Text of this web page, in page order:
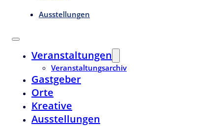
Ausstellungen
Veranstaltungen
Veranstaltungsarchiv
Gastgeber
Orte
Kreative
Ausstellungen